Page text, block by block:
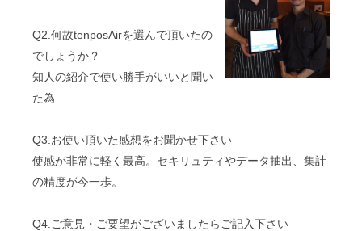
Q2.何故tenposAirを選んで頂いたの
でしょうか？
知人の紹介で使い勝手がいいと聞い
た為
Q3.お使い頂いた感想をお聞かせ下さい
使感が非常に軽く最高。セキリュティやデータ抽出、集計
の精度が今一歩。
Q4.ご意見・ご要望がございましたらご記入下さい